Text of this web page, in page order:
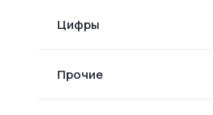
Цифры
Прочие